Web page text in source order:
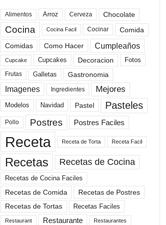
Alimentos Arroz Cerveza Chocolate
Cocina Cocina Facil Cocinar
Comida
Comidas
Como Hacer Cumpleaños
Cupcake Cupcakes Decoracion Fotos
Frutas Galletas Gastronomia
Imagenes Ingredientes Mejores
Modelos Navidad Pastel Pasteles
Pollo Postres Postres Faciles
Receta Receta de Torta Receta Facil
Recetas Recetas de Cocina
Recetas de Cocina Faciles
Recetas de Comida
Recetas de Postres
Recetas de Tortas
Recetas Faciles
Restaurant Restaurante Restaurantes